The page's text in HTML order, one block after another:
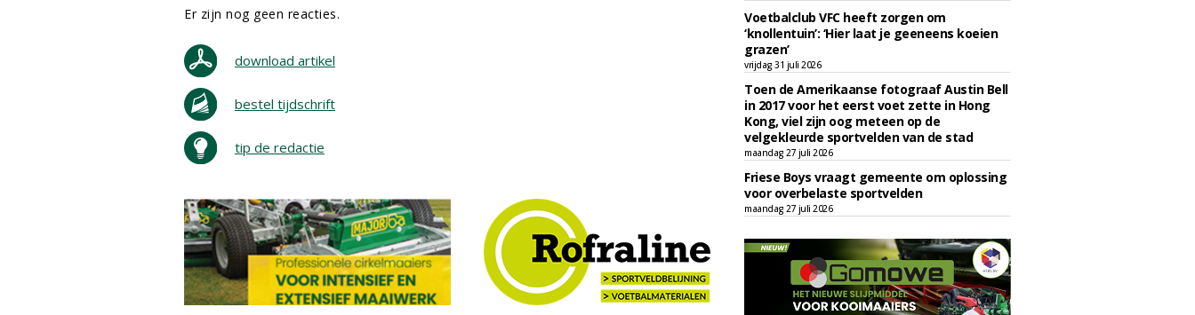
Er zijn nog geen reacties.
download artikel
bestel tijdschrift
tip de redactie
Voetbalclub VFC heeft zorgen om
‘knollentuin’: ‘Hier laat je geeneens koeien
grazen’
vrijdag 31 juli 2026
Toen de Amerikaanse fotograaf Austin Bell
in 2017 voor het eerst voet zette in Hong
Kong, viel zijn oog meteen op de
velgekleurde sportvelden van de stad
maandag 27 juli 2026
Friese Boys vraagt gemeente om oplossing
voor overbelaste sportvelden
maandag 27 juli 2026